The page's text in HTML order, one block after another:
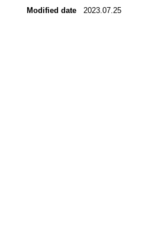
Modified date
2023.07.25